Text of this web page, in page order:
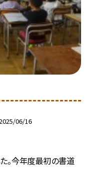
06/16
。今年度最初の書道